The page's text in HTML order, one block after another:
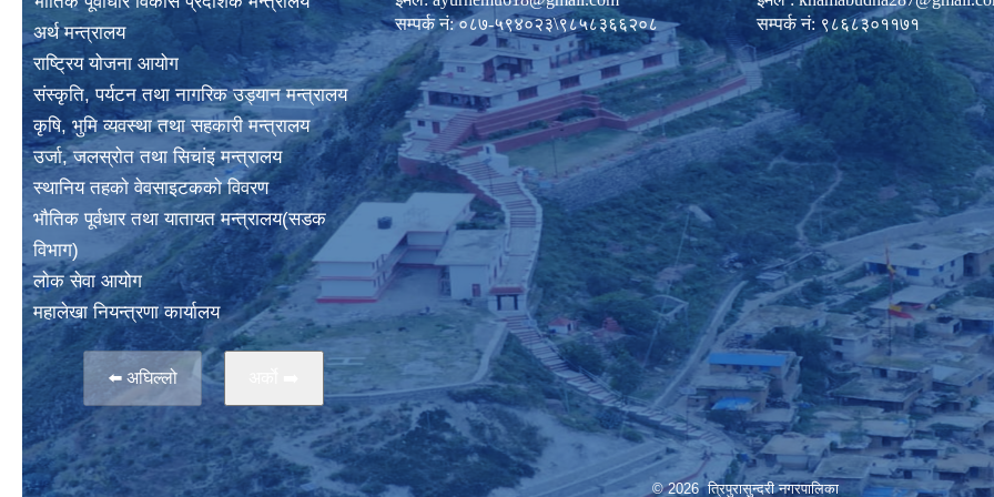
अर्थ मन्त्रालय
राष्ट्रिय योजना आयोग
संस्कृति, पर्यटन तथा नागरिक उड्यान मन्त्रालय
कृषि, भुमि व्यवस्था तथा सहकारी मन्त्रालय
उर्जा, जलस्राेत तथा सिचांइ मन्त्रालय
स्थानिय तहकाे वेवसाइटककाे विवरण
भाैतिक पूर्वधार तथा यातायत मन्त्रालय(सडक
विभाग)
लाेक सेवा आयोग
महालेखा नियन्त्रणा कार्यालय
⬅️ अघिल्लो
सम्पर्क नं: ०८७-५९४०२३\९८५८३६६२०८
सम्पर्क नं: ९८६८३०११७१
© 2026 त्रिपुरासुन्दरी नगरपालिका